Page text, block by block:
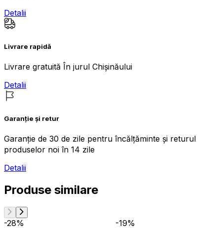
Detalii
Livrare rapidă
Livrare gratuită În jurul Chișinăului
Detalii
Garanție și retur
Garanție de 30 de zile pentru încălțăminte și returul
produselor noi în 14 zile
Detalii
Produse similare
-28% -19%